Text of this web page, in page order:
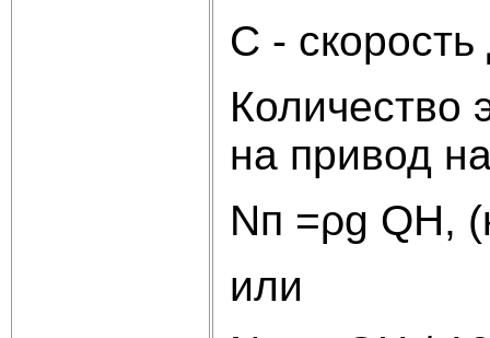
С -
Количество
на привод
Nп =ρg QH,
или